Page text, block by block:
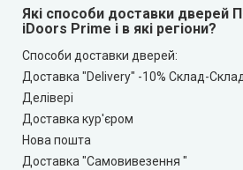
Які способи доставки дверей
iDoors Prime і в які регіони?
Способи доставки дверей:
Доставка "Delivery" -10% Склад-
Делівері
Доставка кур'єром
Нова пошта
Доставка "Самовивезення "